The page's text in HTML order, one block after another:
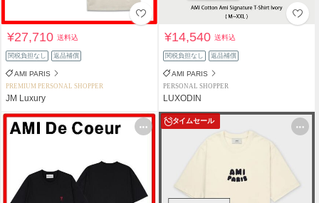
¥27,710送料込
関税負担なし 返品補償
AMI PARIS
PREMIUM PERSONAL SHOPPER
JM Luxury
¥14,540送料込
関税負担なし 返品補償
AMI PARIS
PERSONAL SHOPPER
LUXODIN
タイムセール